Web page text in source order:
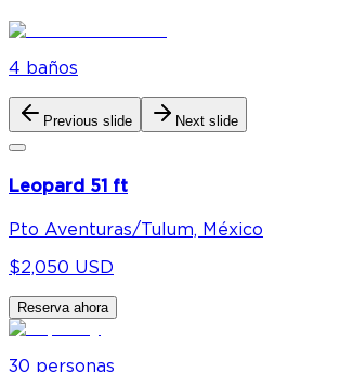
4 baños
Previous slide Next slide
Leopard 51 ft
Pto Aventuras/Tulum, México
$2,050 USD
Reserva ahora
30 personas